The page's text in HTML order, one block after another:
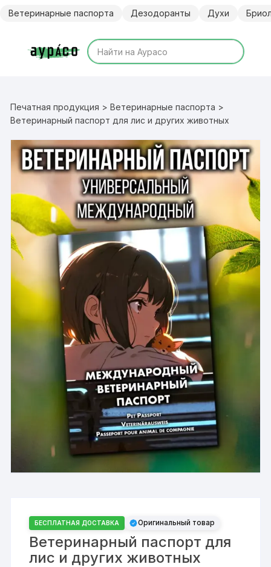
Ветеринарные паспорта Дезодоранты Духи
Печатная продукция >Ветеринарные паспорта >
Ветеринарный паспорт для лис и других животных
БЕСПЛАТНАЯ ДОСТАВКА Оригинальный товар
Ветеринарный паспорт для
лис и других животных